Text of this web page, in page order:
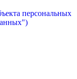
персональных